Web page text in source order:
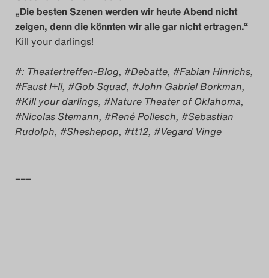
„Die besten Szenen werden wir heute Abend nicht
zeigen, denn die könnten wir alle gar nicht ertragen.“
Kill your darlings!
: Theatertreffen-Blog, Debatte, Fabian Hinrichs,
Faust I+II, Gob Squad, John Gabriel Borkman,
Kill your darlings, Nature Theater of Oklahoma,
Nicolas Stemann, René Pollesch,
Sebastian
Rudolph, Sheshepop, tt12, Vegard Vinge
–––